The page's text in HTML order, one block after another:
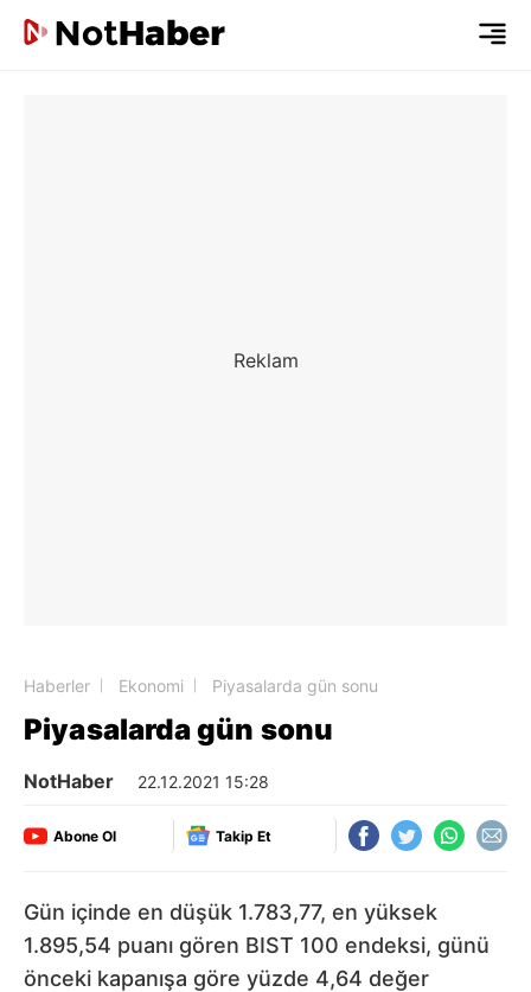
Haberler Ekonomi Piyasalarda gün sonu
Piyasalarda gün sonu
NotHaber 22.12.2021 15:28
Abone Ol Takip Et
Gün içinde en düşük 1.783,77, en yüksek
1.895,54 puanı gören BIST 100 endeksi, günü
önceki kapanışa göre yüzde 4,64 değer